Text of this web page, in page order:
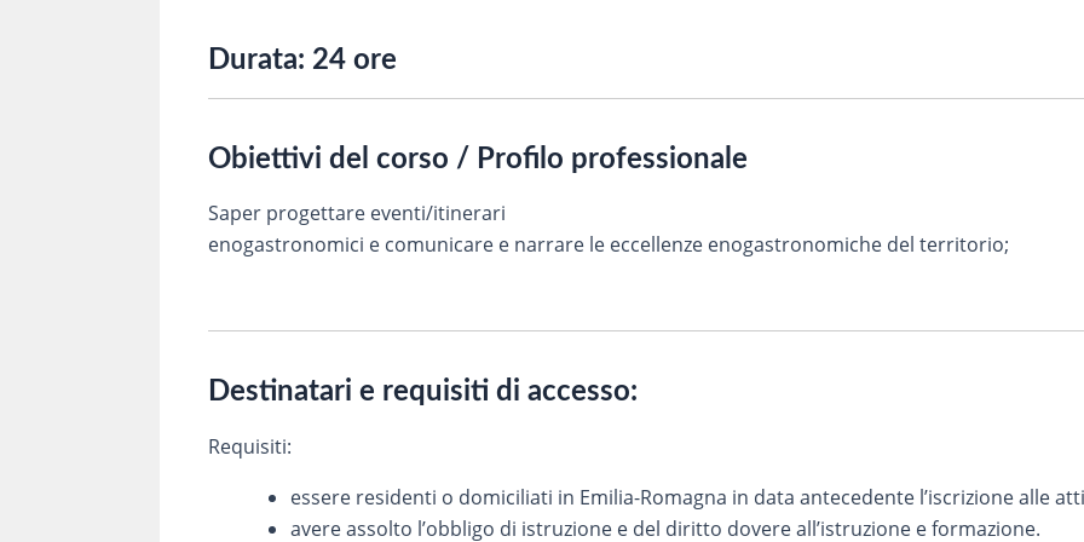
Durata: 24 ore
Obiettivi del corso / Profilo professionale
Saper progettare eventi/itinerari
enogastronomici e comunicare e narrare le eccellenze enogastronomiche del territorio;
Destinatari e requisiti di accesso:
Requisiti:
essere residenti o domiciliati in Emilia-Romagna in data antecedente l’iscrizione alle
avere assolto l’obbligo di istruzione e del diritto dovere all’istruzione e formazione.